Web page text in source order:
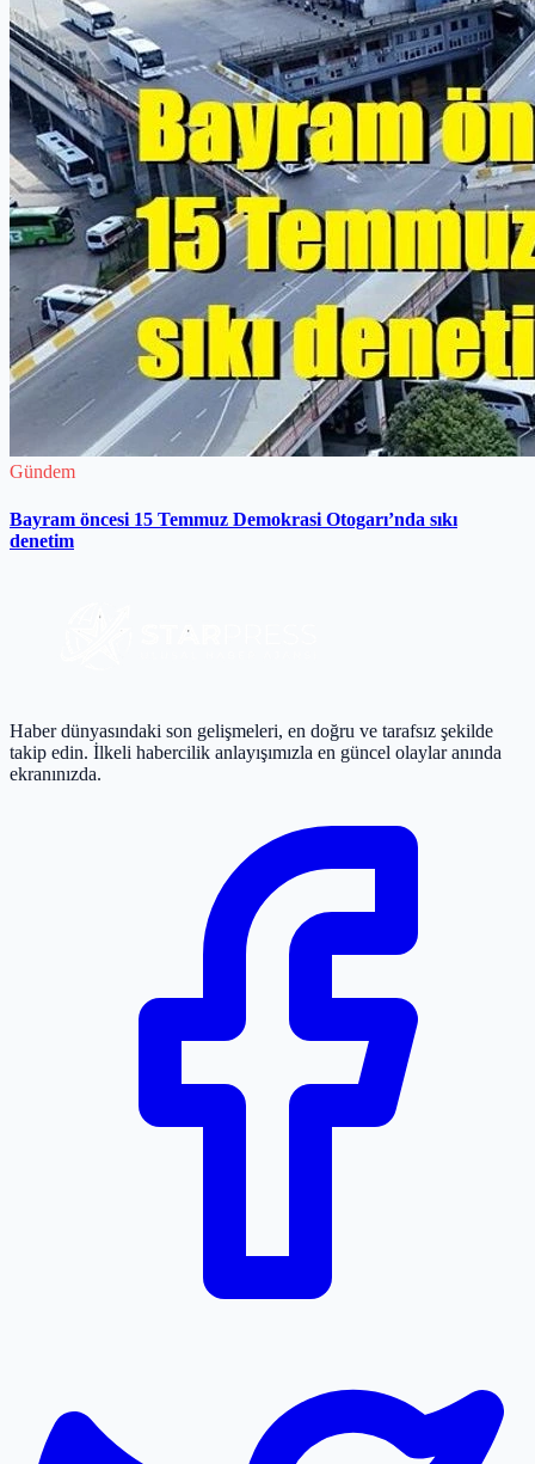
Gündem
Bayram öncesi 15 Temmuz Demokrasi Otogarı’nda sıkı
denetim
Haber dünyasındaki son gelişmeleri, en doğru ve tarafsız şekilde
takip edin. İlkeli habercilik anlayışımızla en güncel olaylar anında
ekranınızda.